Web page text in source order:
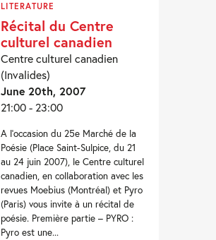
LITERATURE
Récital du Centre
culturel canadien
Centre culturel canadien
(Invalides)
June 20th, 2007
21:00 - 23:00
A l’occasion du 25e Marché de la
Poésie (Place Saint-Sulpice, du 21
au 24 juin 2007), le Centre culturel
canadien, en collaboration avec les
revues Moebius (Montréal) et Pyro
(Paris) vous invite à un récital de
poésie. Première partie – PYRO :
Pyro est une...